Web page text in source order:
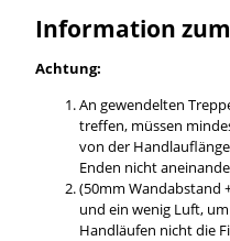
Information
Achtung:
An gewendelten
treffen, müssen
von der
Enden nicht
(50mm Wandabstand
und ein wenig Luft,
Handläufen nicht die